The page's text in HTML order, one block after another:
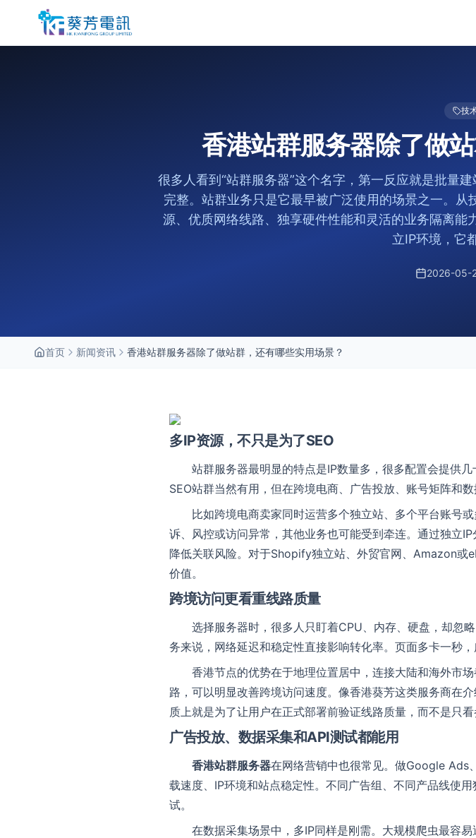
技
香港站群服务器除了做
很多人看到“站群服务器”这个名字，第一反应就是批量
完整。站群业务只是它最早被广泛使用的场景之一。
源、优质网络线路、独享硬件性能和灵活的业务隔离
立IP环境，它
2026-05-
首页 新闻资讯 香港站群服务器除了做站群，还有哪些实用场景？
多IP资源，不只是为了SEO
站群服务器最明显的特点是IP数量多，很多配置会提供
SEO站群当然有用，但在跨境电商、广告投放、账号矩阵和
比如跨境电商卖家同时运营多个独立站、多个平台账号
诉、风控或访问异常，其他业务也可能受到牵连。通过独立
降低关联风险。对于Shopify独立站、外贸官网、Amazon或
价值。
跨境访问更看重线路质量
选择服务器时，很多人只盯着CPU、内存、硬盘，却忽
务来说，网络延迟和稳定性直接影响转化率。页面多卡一秒
香港节点的优势在于地理位置居中，连接大陆和海外市
路，可以明显改善跨境访问速度。像香港葵芳这类服务商在
质上就是为了让用户在正式部署前验证线路质量，而不是只看
广告投放、数据采集和API测试都能用
香港站群服务器在网络营销中也很常见。做Google Ads
载速度、IP环境和站点稳定性。不同广告组、不同产品线使
试。
在数据采集场景中，多IP同样是刚需。大规模爬虫最容
联系我们 在线留